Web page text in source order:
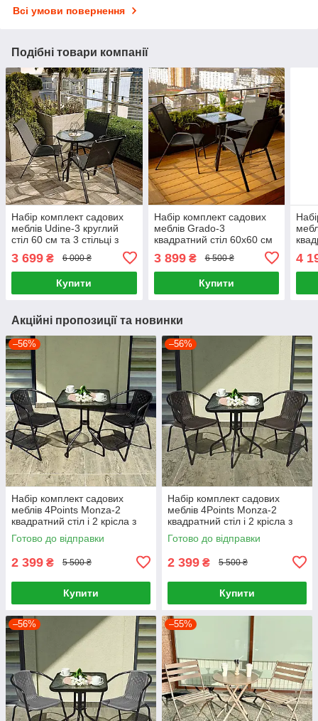
Всі умови повернення
Подібні товари компанії
Набір комплект садових
меблів Udine-3 круглий
стіл 60 см та 3 стільці з
тераси, балкона, кафе
Чорний
3 699 ₴ 6 000 ₴
Купити
Набір комплект садових
меблів Grado-3
квадратний стіл 60x60 см
та 3 стільці з текстилену
для саду, тераси, балкона
Чорний
3 899₴ 6 500 ₴
Купити
для
4
Акційні пропозиції та новинки
–56%
Набір комплект садових
меблів 4Points Monza-2
квадратний стіл і 2 крісла з
ротанга для саду кафе
Чорний
Готово до відправки
2 399 ₴ 5 500 ₴
Купити
–56%
Набір комплект садових
меблів 4Points Monza-2
квадратний стіл і 2 крісла з
ротанга для саду кафе
Коричневий
Готово до відправки
2 399 ₴ 5 500 ₴
Купити
–56% –55%